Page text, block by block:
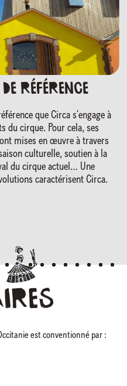
référence
que Circa s’engage à
du cirque. Pour cela, ses
mises en œuvre à travers
culturelle, soutien à la
du cirque actuel… Une
caractérisent Circa.
est conventionné par :